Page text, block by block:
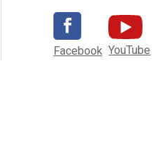
Facebook YouTube